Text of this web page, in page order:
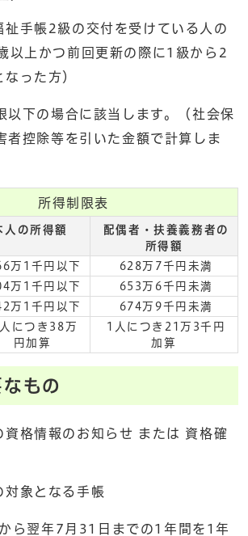
祉手帳2級の交付を受けている人の
以上かつ前回更新の際に1級から2
った方）
以下の場合に該当します。（社会保
者控除等を引いた金額で計算しま
所得制限表
人の所得額
配偶者・扶養義務者の
所得額
万1千円以下
628万7千円未満
万1千円以下
653万6千円未満
万1千円以下
674万9千円未満
につき38万
円加算
1人につき21万3千円
加算
もの
資格情報のお知らせ または 資格確
対象となる手帳
ら翌年7月31日までの1年間を1年